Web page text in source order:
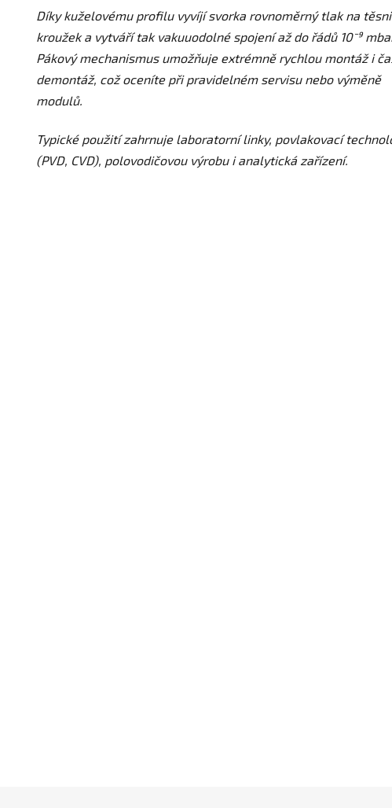
Díky kuželovému profilu vyvíjí svorka rovnoměrný tlak na
kroužek a vytváří tak vakuuodolné spojení až do řádů 10⁻⁹
Pákový mechanismus umožňuje extrémně rychlou montáž i
demontáž, což oceníte při pravidelném servisu nebo výměně
modulů.
Typické použití zahrnuje laboratorní linky, povlakovací
(PVD, CVD), polovodičovou výrobu i analytická zařízení.